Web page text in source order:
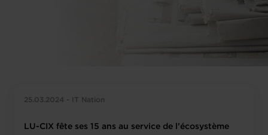
25.03.2024 - IT Nation
LU-CIX fête ses 15 ans au service de l’écosystème